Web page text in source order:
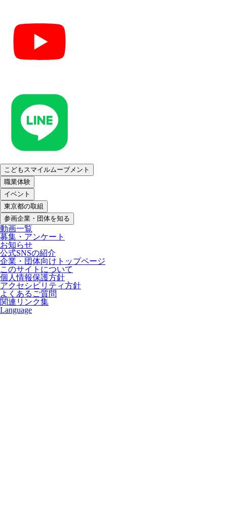
こどもスマイルムーブメント
職業体験
イベント
東京都の取組
参画企業・団体を知る
動画一覧
募集・アンケート
お知らせ
公式SNSの紹介
企業・団体向けトップページ
このサイトについて
個人情報保護方針
アクセシビリティ方針
よくあるご質問
関連リンク集
Language